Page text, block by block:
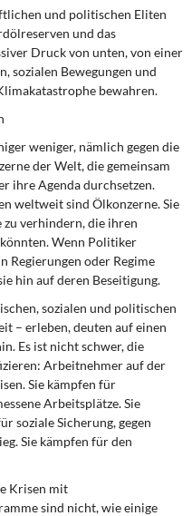
und politischen Eliten
und das
Druck von unten, von einer
sozialen Bewegungen und
bewahren.
weniger, nämlich gegen die
der Welt, die gemeinsam
ihre Agenda durchsetzen.
weltweit sind Ölkonzerne. Sie
zu verhindern, die ihren
Wenn Politiker
Regierungen oder Regime
hin auf deren Beseitigung.
sozialen und politischen
– erleben, deuten auf einen
Es ist nicht schwer, die
Arbeitnehmer auf der
Sie kämpfen für
Arbeitsplätze. Sie
soziale Sicherung, gegen
Sie kämpfen für den
Krisen mit
sind nicht, wie einige